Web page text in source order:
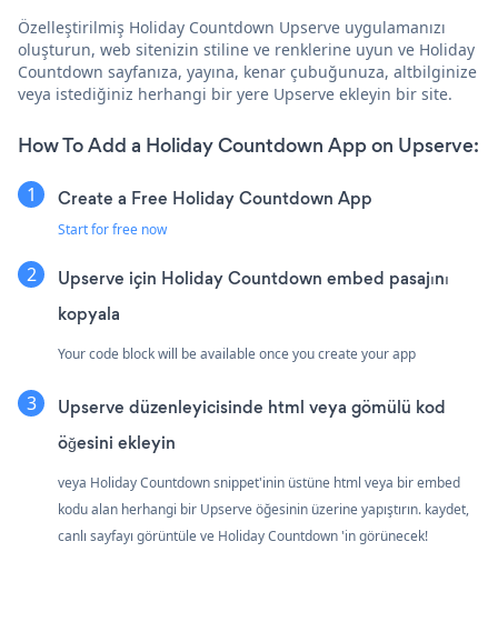
Özelleştirilmiş Holiday Countdown Upserve uygulamanızı
oluşturun, web sitenizin stiline ve renklerine uyun ve Holiday
Countdown sayfanıza, yayına, kenar çubuğunuza, altbilginize
veya istediğiniz herhangi bir yere Upserve ekleyin bir site.
How To Add a Holiday Countdown App on Upserve:
Create a Free Holiday Countdown App
Start for free now
Upserve için Holiday Countdown embed pasajını
kopyala
Your code block will be available once you create your app
Upserve düzenleyicisinde html veya gömülü kod
öğesini ekleyin
veya Holiday Countdown snippet'inin üstüne html veya bir embed
kodu alan herhangi bir Upserve öğesinin üzerine yapıştırın. kaydet,
canlı sayfayı görüntüle ve Holiday Countdown 'in görünecek!